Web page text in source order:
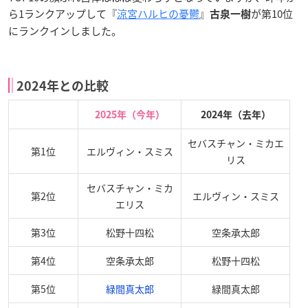
ら1ランクアップして『涼宮ハルヒの憂鬱』 古泉一樹が第10位
にランクインしました。
2024年との比較
2025年（今年） 2024年（去年）
第1位 エルヴィン・スミス
セバスチャン・ミカエ
リス
第2位
セバスチャン・ミカ
エリス
エルヴィン・スミス
第3位 松野十四松 空条承太郎
第4位 空条承太郎 松野十四松
第5位 緑間真太郎 緑間真太郎